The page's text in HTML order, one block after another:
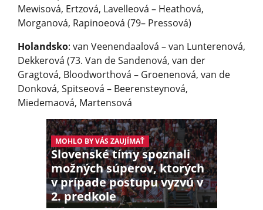
Mewisová, Ertzová, Lavelleová – Heathová,
Morganová, Rapinoeová (79– Pressová)
Holandsko: van Veenendaalová – van Lunterenová,
Dekkerová (73. Van de Sandenová, van der
Gragtová, Bloodworthová – Groenenová, van de
Donková, Spitseová – Beerensteynová,
Miedemaová, Martensová
MOHLO BY VÁS ZAUJÍMAŤ
Slovenské tímy spoznali
možných súperov, ktorých
v prípade postupu vyzvú v
2. predkole